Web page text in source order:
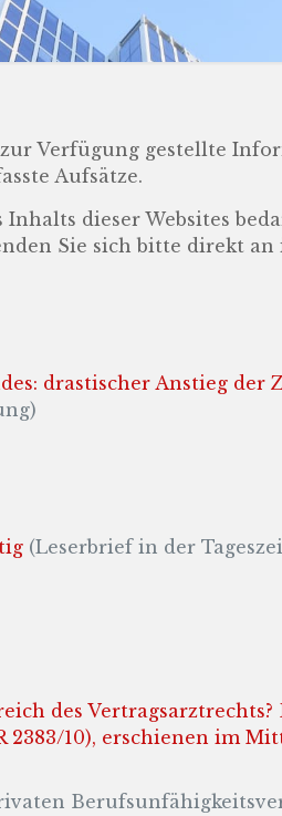
Verfügung gestellte
Aufsätze.
dieser Websites
Sie sich bitte direkt an
drastischer Anstieg der
(Leserbrief in der
des Vertragsarztrechts?
2383/10), erschienen im